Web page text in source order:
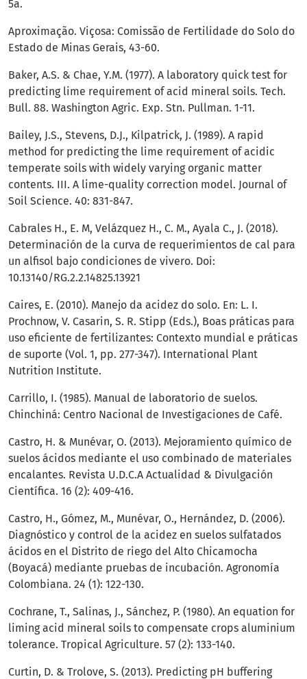
5a.
Aproximação. Viçosa: Comissão de Fertilidade do Solo do
Estado de Minas Gerais, 43-60.
Baker, A.S. & Chae, Y.M. (1977). A laboratory quick test for
predicting lime requirement of acid mineral soils. Tech.
Bull. 88. Washington Agric. Exp. Stn. Pullman. 1-11.
Bailey, J.S., Stevens, D.J., Kilpatrick, J. (1989). A rapid
method for predicting the lime requirement of acidic
temperate soils with widely varying organic matter
contents. III. A lime-quality correction model. Journal of
Soil Science. 40: 831-847.
Cabrales H., E. M, Velázquez H., C. M., Ayala C., J. (2018).
Determinación de la curva de requerimientos de cal para
un alfisol bajo condiciones de vivero. Doi:
10.13140/RG.2.2.14825.13921
Caires, E. (2010). Manejo da acidez do solo. En: L. I.
Prochnow, V. Casarin, S. R. Stipp (Eds.), Boas práticas para
uso eficiente de fertilizantes: Contexto mundial e práticas
de suporte (Vol. 1, pp. 277-347). International Plant
Nutrition Institute.
Carrillo, I. (1985). Manual de laboratorio de suelos.
Chinchiná: Centro Nacional de Investigaciones de Café.
Castro, H. & Munévar, O. (2013). Mejoramiento químico de
suelos ácidos mediante el uso combinado de materiales
encalantes. Revista U.D.C.A Actualidad & Divulgación
Científica. 16 (2): 409-416.
Castro, H., Gómez, M., Munévar, O., Hernández, D. (2006).
Diagnóstico y control de la acidez en suelos sulfatados
ácidos en el Distrito de riego del Alto Chicamocha
(Boyacá) mediante pruebas de incubación. Agronomía
Colombiana. 24 (1): 122-130.
Cochrane, T., Salinas, J., Sánchez, P. (1980). An equation for
liming acid mineral soils to compensate crops aluminium
tolerance. Tropical Agriculture. 57 (2): 133-140.
Curtin, D. & Trolove, S. (2013). Predicting pH buffering